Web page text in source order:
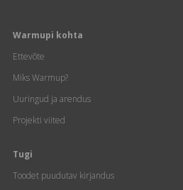
Warmupi kohta
Ettevõte
Miks Warmup?
Uuringud ja arendus
Projekti viited
Tugi
Toodet puudutav kirjandus